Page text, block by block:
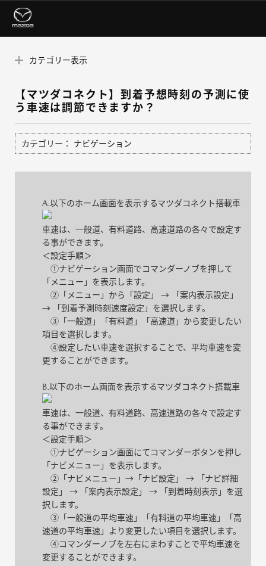
カテゴリー表示
【マツダコネクト】到着予想時刻の予測に使
う車速は調節できますか？
カテゴリー： ナビゲーション
A.以下のホーム画面を表示するマツダコネクト搭載車
車速は、一般道、有料道路、高速道路の各々で設定す
る事ができます。
＜設定手順＞
①ナビゲーション画面でコマンダーノブを押して
「メニュー」を表示します。
②「メニュー」から「設定」 → 「案内表示設定」
→ 「到着予測時刻速度設定」を選択します。
③「一般道」「有料道」「高速道」から変更したい
項目を選択します。
④設定したい車速を選択することで、平均車速を変
更することができます。
B.以下のホーム画面を表示するマツダコネクト搭載車
車速は、一般道、有料道路、高速道路の各々で設定す
る事ができます。
＜設定手順＞
①ナビゲーション画面にてコマンダーボタンを押し
「ナビメニュー」を表示します。
②「ナビメニュー」→「ナビ設定」 → 「ナビ詳細
設定」 → 「案内表示設定」 → 「到着時刻表示」を選
択します。
③「一般道の平均車速」「有料道の平均車速」「高
速道の平均車速」より変更したい項目を選択します。
④コマンダーノブを左右にまわすことで平均車速を
変更することができます。